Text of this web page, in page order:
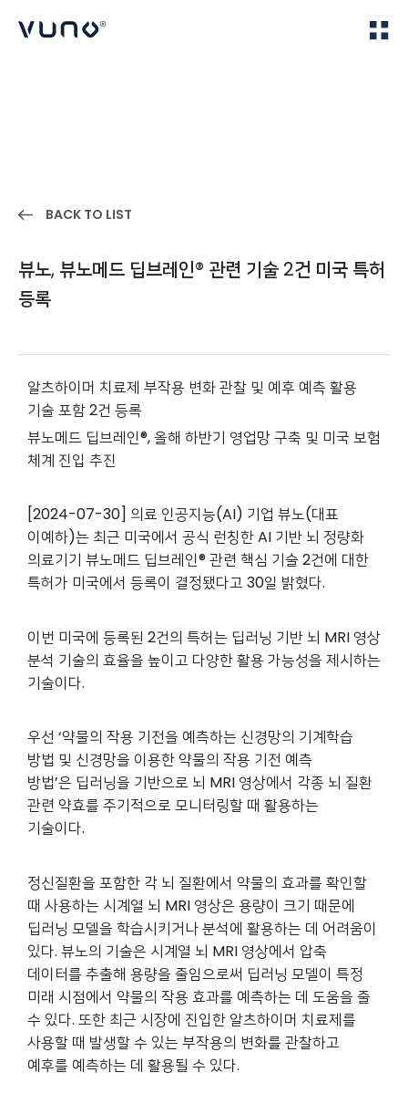
BACK TO LIST
뷰노, 뷰노메드 딥브레인® 관련 기술 2건 미국 특허
등록
알츠하이머 치료제 부작용 변화 관찰 및 예후 예측 활용
기술 포함 2건 등록
뷰노메드 딥브레인®, 올해 하반기 영업망 구축 및 미국 보험
체계 진입 추진
[2024-07-30] 의료 인공지능(AI) 기업 뷰노(대표
이예하)는 최근 미국에서 공식 런칭한 AI 기반 뇌 정량화
의료기기 뷰노메드 딥브레인® 관련 핵심 기술 2건에 대한
특허가 미국에서 등록이 결정됐다고 30일 밝혔다.
이번 미국에 등록된 2건의 특허는 딥러닝 기반 뇌 MRI 영상
분석 기술의 효율을 높이고 다양한 활용 가능성을 제시하는
기술이다.
우선 ‘약물의 작용 기전을 예측하는 신경망의 기계학습
방법 및 신경망을 이용한 약물의 작용 기전 예측
방법’은 딥러닝을 기반으로 뇌 MRI 영상에서 각종 뇌 질환
관련 약효를 주기적으로 모니터링할 때 활용하는
기술이다.
정신질환을 포함한 각 뇌 질환에서 약물의 효과를 확인할
때 사용하는 시계열 뇌 MRI 영상은 용량이 크기 때문에
딥러닝 모델을 학습시키거나 분석에 활용하는 데 어려움이
있다. 뷰노의 기술은 시계열 뇌 MRI 영상에서 압축
데이터를 추출해 용량을 줄임으로써 딥러닝 모델이 특정
미래 시점에서 약물의 작용 효과를 예측하는 데 도움을 줄
수 있다. 또한 최근 시장에 진입한 알츠하이머 치료제를
사용할 때 발생할 수 있는 부작용의 변화를 관찰하고
예후를 예측하는 데 활용될 수 있다.